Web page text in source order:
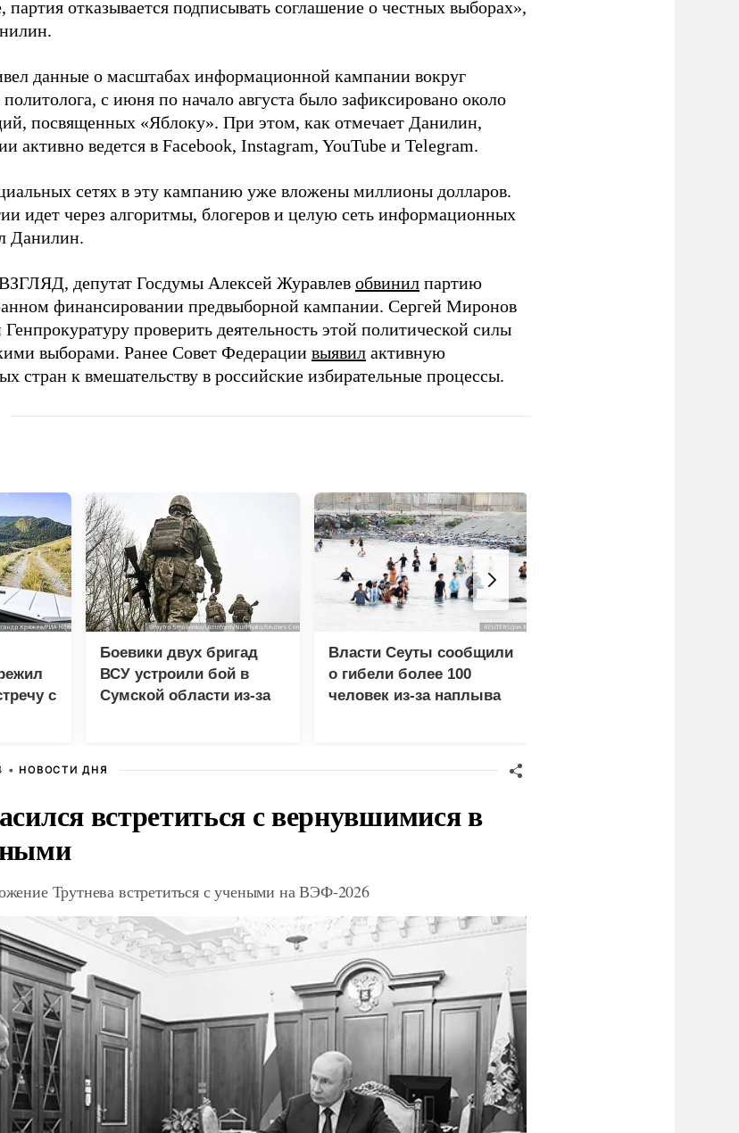
партия отказывается подписывать соглашение о честных выборах»,
данные о масштабах информационной кампании вокруг
с июня по начало августа было зафиксировано около
посвященных «Яблоку». При этом, как отмечает Данилин,
активно ведется в Facebook, Instagram, YouTube и Telegram.
сетях в эту кампанию уже вложены миллионы долларов.
идет через алгоритмы, блогеров и целую сеть информационных
Данилин.
ВЗГЛЯД, депутат Госдумы Алексей Журавлев обвинил партию
финансировании предвыборной кампании. Сергей Миронов
проверить деятельность этой политической силы
выборами. Ранее Совет Федерации выявил активную
стран к вмешательству в российские избирательные процессы.
с
Боевики двух бригад
ВСУ устроили бой в
Сумской области из-за
Власти Сеуты сообщили
о гибели более 100
человек из-за наплыва
• НОВОСТИ ДНЯ
встретиться с вернувшимися в
Трутнева встретиться с учеными на ВЭФ-2026